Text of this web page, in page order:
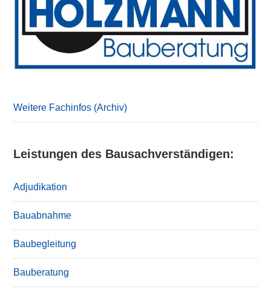
Sidebar
Weitere Fachinfos (Archiv)
Leistungen des Bausachverständigen:
Adjudikation
Bauabnahme
Baubegleitung
Bauberatung